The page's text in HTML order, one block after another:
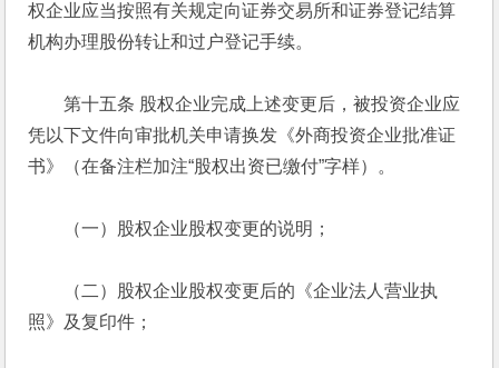
权企业应当按照有关规定向证券交易所和证券登记结算
机构办理股份转让和过户登记手续。
第十五条 股权企业完成上述变更后，被投资企业应
凭以下文件向审批机关申请换发《外商投资企业批准证
书》（在备注栏加注“股权出资已缴付”字样）。
（一）股权企业股权变更的说明；
（二）股权企业股权变更后的《企业法人营业执
照》及复印件；